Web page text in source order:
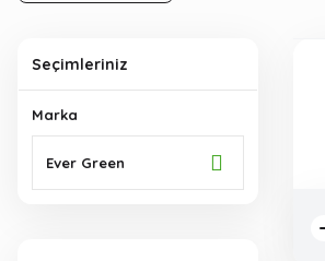
Seçimleriniz
Marka
Ever Green